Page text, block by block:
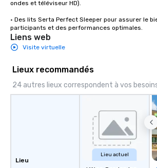
ondes et téléviseur HD).
• Des lits Serta Perfect Sleeper pour assurer le
participants et des performances optimales.
Liens web
Visite virtuelle
Lieux recommandés
24 autres lieux correspondent à vos
Lieu
Lieu actuel